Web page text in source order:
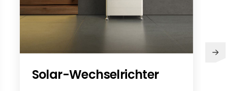
Solar-Wechselrichter